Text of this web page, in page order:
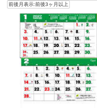
前後月表示:前後3ヶ月以上